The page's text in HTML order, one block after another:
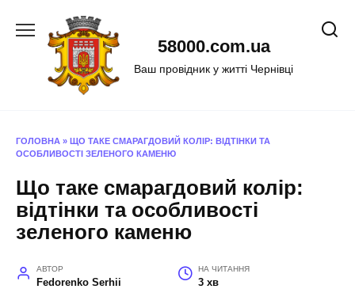
58000.com.ua
Ваш провідник у житті Чернівці
ГОЛОВНА » ЩО ТАКЕ СМАРАГДОВИЙ КОЛІР: ВІДТІНКИ ТА
ОСОБЛИВОСТІ ЗЕЛЕНОГО КАМЕНЮ
Що таке смарагдовий колір:
відтінки та особливості
зеленого каменю
АВТОР
Fedorenko Serhii
НА ЧИТАННЯ
3 хв